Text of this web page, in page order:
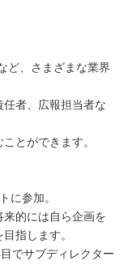
ど、さまざまな業界
者、広報担当者な
とができます。
に参加。
的には自ら企画を
指します。
でサブディレクター